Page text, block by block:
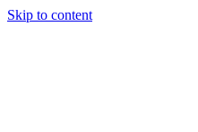
Skip to content